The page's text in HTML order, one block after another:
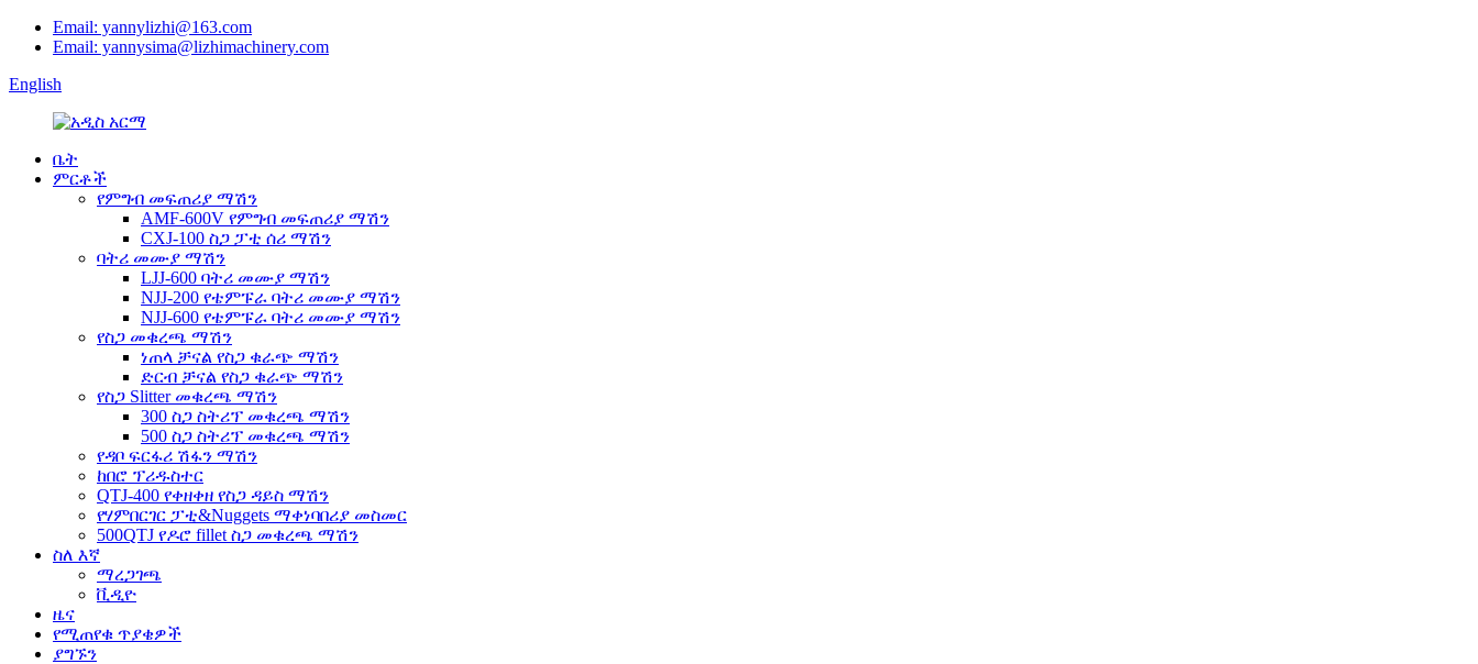
Email: yannylizhi@163.com
Email: yannysima@lizhimachinery.com
English
ቤት
ምርቶች
የምግብ መፍጠሪያ ማሽን
AMF-600V የምግብ መፍጠሪያ ማሽን
CXJ-100 ስጋ ፓቲ ሰሪ ማሽን
ባትሪ መሙያ ማሽን
LJJ-600 ባትሪ መሙያ ማሽን
NJJ-200 የቴምፑራ ባትሪ መሙያ ማሽን
NJJ-600 የቴምፑራ ባትሪ መሙያ ማሽን
የስጋ መቁረጫ ማሽን
ነጠላ ቻናል የስጋ ቁራጭ ማሽን
ድርብ ቻናል የስጋ ቁራጭ ማሽን
የስጋ Slitter መቁረጫ ማሽን
300 ስጋ ስትሪፕ መቁረጫ ማሽን
500 ስጋ ስትሪፕ መቁረጫ ማሽን
የዳቦ ፍርፋሪ ሽፋን ማሽን
ከበሮ ፕሪዱስተር
QTJ-400 የቀዘቀዘ የስጋ ዳይስ ማሽን
የሃምበርገር ፓቲ&Nuggets ማቀነባበሪያ መስመር
500QTJ የዶሮ fillet ስጋ መቁረጫ ማሽን
ስለ እኛ
ማረጋገጫ
ቪዲዮ
ዜና
የሚጠየቁ ጥያቄዎች
ያግኙን